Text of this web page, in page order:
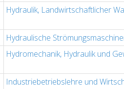
Hydraulik, Landwirtschaftlicher
Hydraulische
Hydromechanik, Hydraulik und
Industriebetriebslehre und